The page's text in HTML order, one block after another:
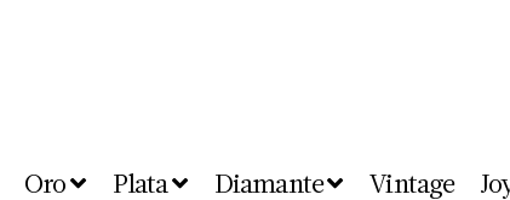
Oro Plata Diamante Vintage